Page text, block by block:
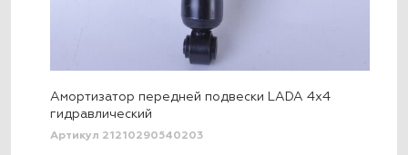
Амортизатор передней подвески LADA 4x4
гидравлический
Артикул 21210290540203